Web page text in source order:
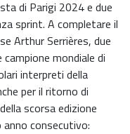
di Parigi 2024 e due
sprint. A completare il
Arthur Serrières, due
mondiale di
interpreti della
per il ritorno di
scorsa edizione
consecutivo: